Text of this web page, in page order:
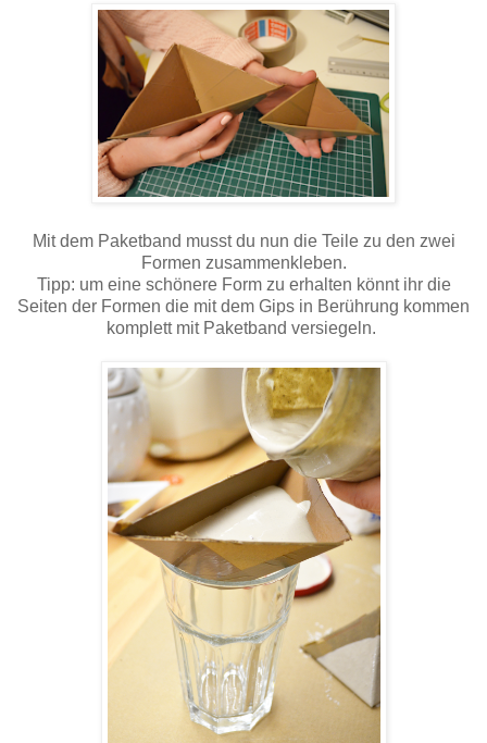
Mit dem Paketband musst du nun die Teile zu den zwei
Formen zusammenkleben.
Tipp: um eine schönere Form zu erhalten könnt ihr die
Seiten der Formen die mit dem Gips in Berührung kommen
komplett mit Paketband versiegeln.